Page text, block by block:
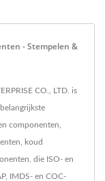
- Stempelen &
CO., LTD. is
componenten,
koud
die ISO- en
IMDS- en COC-